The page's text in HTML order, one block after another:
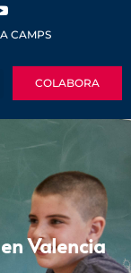
CAMPS
COLABORA
Valencia